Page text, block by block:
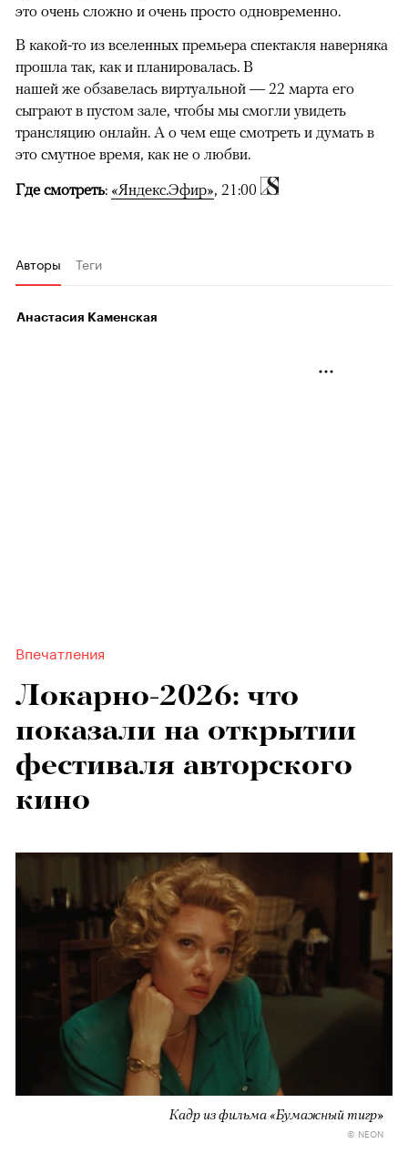
это очень сложно и очень просто одновременно.
В какой-то из вселенных премьера спектакля наверняка
прошла так, как и планировалась. В
нашей же обзавелась виртуальной — 22 марта его
сыграют в пустом зале, чтобы мы смогли увидеть
трансляцию онлайн. А о чем еще смотреть и думать в
это смутное время, как не о любви.
Где смотреть: «Яндекс.Эфир», 21:00
Авторы Теги
Анастасия Каменская
Впечатления
Локарно-2026: что
показали на открытии
фестиваля авторского
кино
Кадр из фильма «Бумажный тигр»
© NEON